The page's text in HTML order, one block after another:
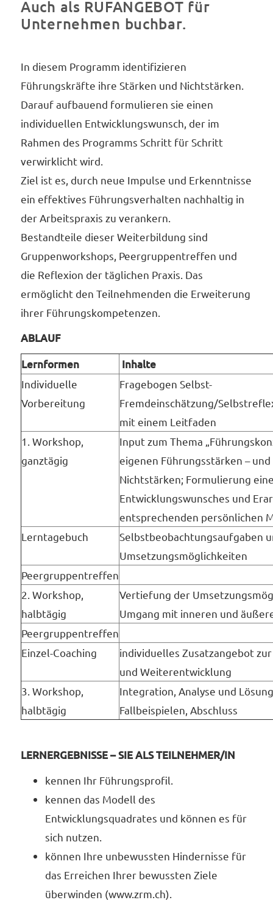
Auch als RUFANGEBOT für
Unternehmen buchbar.
In diesem Programm identifizieren
Führungskräfte ihre Stärken und Nichtstärken.
Darauf aufbauend formulieren sie einen
individuellen Entwicklungswunsch, der im
Rahmen des Programms Schritt für Schritt
verwirklicht wird.
Ziel ist es, durch neue Impulse und Erkenntnisse
ein effektives Führungsverhalten nachhaltig in
der Arbeitspraxis zu verankern.
Bestandteile dieser Weiterbildung sind
Gruppenworkshops, Peergruppentreffen und
die Reflexion der täglichen Praxis. Das
ermöglicht den Teilnehmenden die Erweiterung
ihrer Führungskompetenzen.
ABLAUF
Lernformen
Inhalte
Individuelle
Vorbereitung
Fragebogen Selbst-
Fremdeinschätzung/
mit einem Leitfaden
1. Workshop,
ganztägig
Input zum Thema
eigenen Führungsstärken – und
Nichtstärken; Formulierung
Entwicklungswunsches und
entsprechenden persönlichen
Lerntagebuch
Selbstbeobachtungsaufgaben
Umsetzungsmöglichkeiten
Peergruppentreffen
2. Workshop,
halbtägig
Vertiefung der
Umgang mit inneren und
Peergruppentreffen
Einzel-Coaching
individuelles Zusatzangebot
und Weiterentwicklung
3. Workshop,
halbtägig
Integration, Analyse und
Fallbeispielen, Abschluss
LERNERGEBNISSE – SIE ALS TEILNEHMER/IN
kennen Ihr Führungsprofil.
kennen das Modell des
Entwicklungsquadrates und können es für
sich nutzen.
können Ihre unbewussten Hindernisse für
das Erreichen Ihrer bewussten Ziele
überwinden (www.zrm.ch).